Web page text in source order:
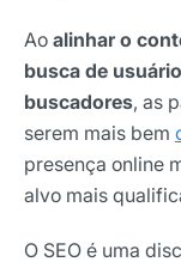
Ao alinhar o
busca de
buscadores, as
serem mais bem
presença online
alvo mais
O SEO é uma